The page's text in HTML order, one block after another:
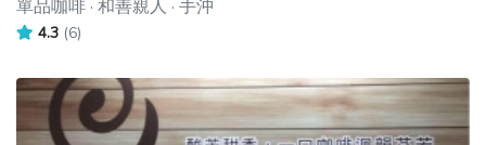
單品咖啡 · 和善親人 · 手沖
4.3 (6)